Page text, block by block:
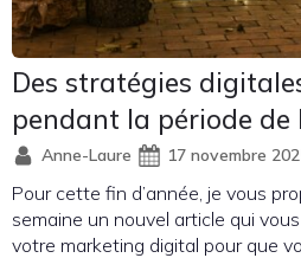
Des stratégies
pendant la période de
Anne-Laure 17 novembre
Pour cette fin d’année, je vous
semaine un nouvel article qui
votre marketing digital pour que